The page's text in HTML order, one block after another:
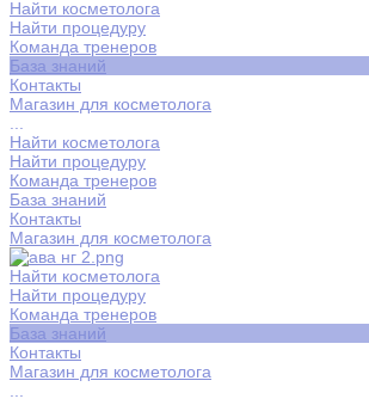
Найти косметолога
Найти процедуру
Команда тренеров
База знаний
Контакты
Магазин для косметолога
Найти косметолога
Найти процедуру
Команда тренеров
База знаний
Контакты
Магазин для косметолога
Найти косметолога
Найти процедуру
Команда тренеров
База знаний
Контакты
Магазин для косметолога